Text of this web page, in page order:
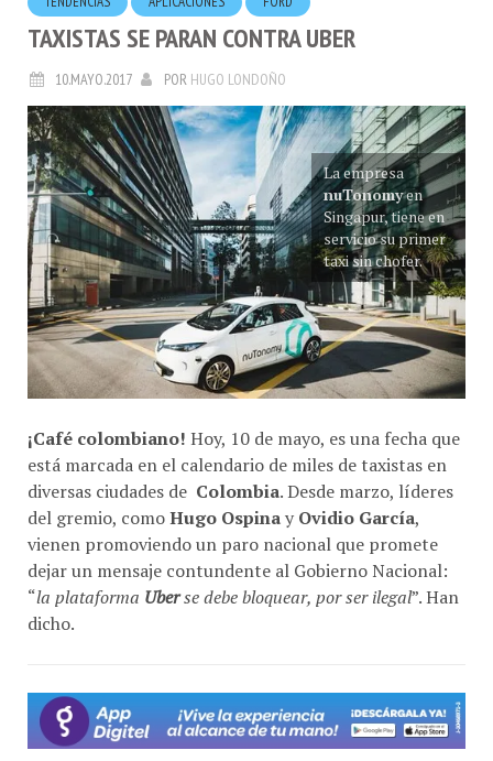
TAXISTAS SE PARAN CONTRA UBER
La empresa
nuTonomyen
Singapur, tiene en
servicio su primer
taxi sin chofer.
está marcada en el calendario de miles de taxistas en
diversas ciudades deColombia. Desde marzo, líderes
del gremio, como Hugo OspinayOvidio García,
vienen promoviendo un paro nacional que promete
dejar un mensaje contundente al Gobierno Nacional:
“la plataformaUberse debe bloquear, por ser ilegal”. Han
dicho.